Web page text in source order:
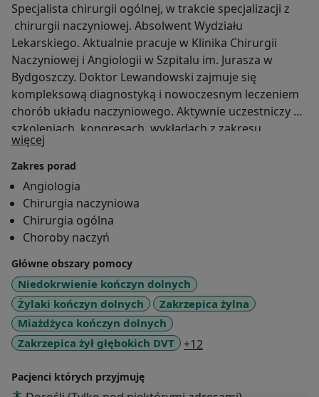
Specjalista chirurgii ogólnej, w trakcie specjalizacji z
chirurgii naczyniowej. Absolwent Wydziału
Lekarskiego. Aktualnie pracuje w Klinika Chirurgii
Naczyniowej i Angiologii w Szpitalu im. Jurasza w
Bydgoszczy. Doktor Lewandowski zajmuje się
kompleksową diagnostyką i nowoczesnym leczeniem
chorób układu naczyniowego. Aktywnie uczestniczy w
szkoleniach, kongresach, wykładach z zakresu
chirurgii naczyniowej. Doświadczenie i profesjonalizm
są gwarantem najwyższej jakości usług medycznych.
więcej
Zakres porad
Angiologia
Chirurgia naczyniowa
Chirurgia ogólna
Choroby naczyń
Główne obszary pomocy
Niedokrwienie kończyn dolnych
Żylaki kończyn dolnych
Zakrzepica żylna
Miażdżyca kończyn dolnych
Zakrzepica żył głębokich DVT
+12
Pacjenci których przyjmuję